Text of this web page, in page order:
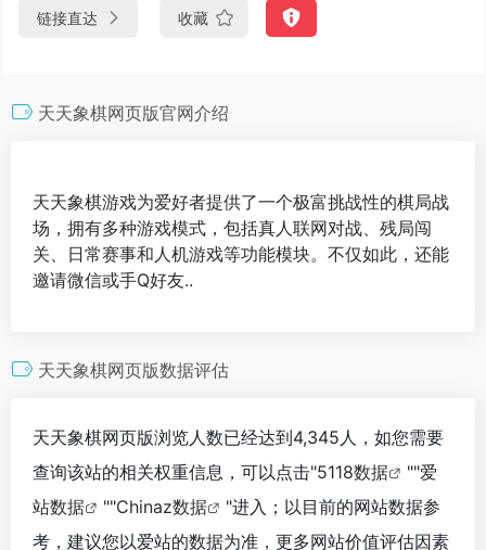
链接直达 收藏
天天象棋网页版官网介绍
天天象棋游戏为爱好者提供了一个极富挑战性的棋局战
场，拥有多种游戏模式，包括真人联网对战、残局闯
关、日常赛事和人机游戏等功能模块。不仅如此，还能
邀请微信或手Q好友..
天天象棋网页版数据评估
天天象棋网页版浏览人数已经达到4,345人，如您需要
查询该站的相关权重信息，可以点击"5118数据 ""爱
站数据
""Chinaz数据
"进入；以目前的网站数据参
考，建议您以爱站的数据为准，更多网站价值评估因素